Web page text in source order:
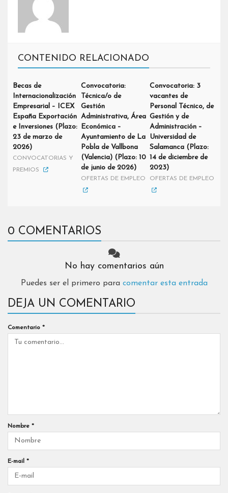
CONTENIDO RELACIONADO
Becas de
Internacionalización
Empresarial – ICEX
España Exportación
e Inversiones (Plazo:
23 de marzo de
2026)
CONVOCATORIAS Y
PREMIOS
Convocatoria:
Técnica/o de
Gestión
Administrativa, Área
Económica –
Ayuntamiento de La
Pobla de Vallbona
(Valencia) (Plazo: 10
de junio de 2026)
OFERTAS DE EMPLEO
Convocatoria: 3
vacantes de
Personal Técnico, de
Gestión y de
Administración –
Universidad de
Salamanca (Plazo:
14 de diciembre de
2023)
OFERTAS DE EMPLEO
0 COMENTARIOS
No hay comentarios aún
Puedes ser el primero para comentar esta entrada
DEJA UN COMENTARIO
Comentario *
Nombre *
E-mail *